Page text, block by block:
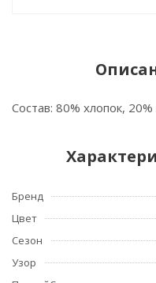
Состав: 80% хлопок, 20%
Бренд
Цвет
Сезон
Узор